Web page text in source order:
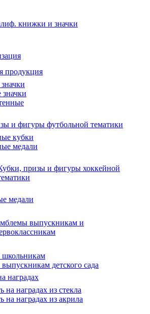
книжки и значки
продукция
и фигуры футбольной тематики
кубки
медали
призы и фигуры хоккейной
медали
выпускникам и
детского сада
наградах
на наградах из стекла
на наградах из акрила